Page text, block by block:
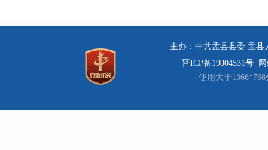
主办：中共盂县县委 盂县
晋ICP备19004531号
使用大于